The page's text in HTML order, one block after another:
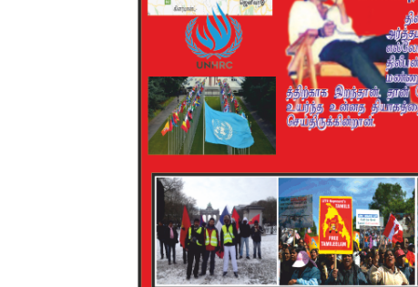
வடிவேலுவுக்கு நீதிமன்றம்
தியாகதீபம் லெப்.கேணல் திலீபன்,
ஐ.நா முன்றலில் சீரற்ற
இளையராஜா – கமல் அவசர
ஜனாதிபதி ஐக்கிய நாடுகளின்
32 CM விநோத கன்றுக்குட்டி!
வலிமை தான் அஜித்